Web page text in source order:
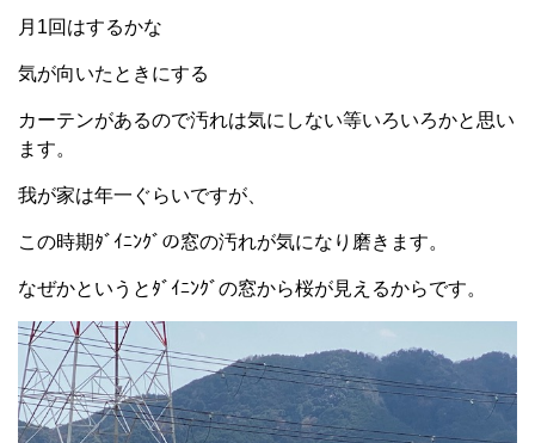
月 1回はするかな
気が向いたときにする
カーテンがあるので汚れは気にしない等いろいろかと思い
ます。
我が家は年一ぐらいですが、
この時期ﾀﾞｲﾆﾝｸﾞの窓の汚れが気になり磨きます。
なぜかというとﾀﾞｲﾆﾝｸﾞの窓から桜が見えるからです。